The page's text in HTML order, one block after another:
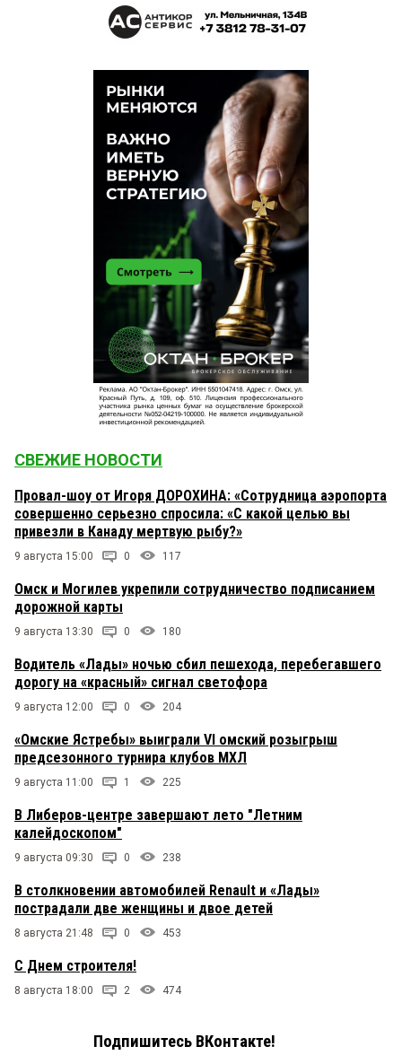
СВЕЖИЕ НОВОСТИ
Провал-шоу от Игоря ДОРОХИНА: «Сотрудница аэропорта
совершенно серьезно спросила: «С какой целью вы
привезли в Канаду мертвую рыбу?»
9 августа 15:00 0 117
Омск и Могилев укрепили сотрудничество подписанием
дорожной карты
9 августа 13:30 0 180
Водитель «Лады» ночью сбил пешехода, перебегавшего
дорогу на «красный» сигнал светофора
9 августа 12:00 0 204
«Омские Ястребы» выиграли VI омский розыгрыш
предсезонного турнира клубов МХЛ
9 августа 11:00 1 225
В Либеров-центре завершают лето "Летним
калейдоскопом"
9 августа 09:30 0 238
В столкновении автомобилей Renault и «Лады»
пострадали две женщины и двое детей
8 августа 21:48 0 453
С Днем строителя!
8 августа 18:00 2 474
Подпишитесь ВКонтакте!